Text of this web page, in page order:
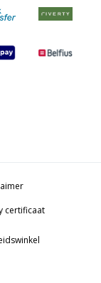
certificaat